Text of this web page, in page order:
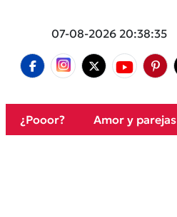
07-08-2026 20:38:35
¿Pooor? Amor y parejas